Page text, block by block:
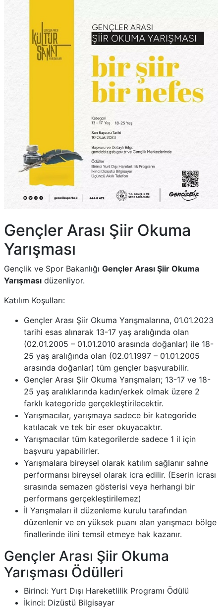
Gençler Arası Şiir Okuma
Yarışması
Gençlik ve Spor Bakanlığı Gençler Arası Şiir Okuma
Yarışması düzenliyor.
Katılım Koşulları:
Gençler Arası Şiir Okuma Yarışmalarına, 01.01.2023
tarihi esas alınarak 13-17 yaş aralığında olan
(02.01.2005 – 01.01.2010 arasında doğanlar) ile 18-
25 yaş aralığında olan (02.01.1997 – 01.01.2005
arasında doğanlar) tüm gençler başvurabilir.
Gençler Arası Şiir Okuma Yarışmaları; 13-17 ve 18-
25 yaş aralıklarında kadın/erkek olmak üzere 2
farklı kategoride gerçekleştirilecektir.
Yarışmacılar, yarışmaya sadece bir kategoride
katılacak ve tek bir eser okuyacaktır.
Yarışmacılar tüm kategorilerde sadece 1 il için
başvuru yapabilirler.
Yarışmalara bireysel olarak katılım sağlanır sahne
performansı bireysel olarak icra edilir. (Eserin icrası
sırasında semazen gösterisi veya herhangi bir
performans gerçekleştirilemez)
İl Yarışmaları il düzenleme kurulu tarafından
düzenlenir ve en yüksek puanı alan yarışmacı bölge
finallerinde ilini temsil etmeye hak kazanır.
Gençler Arası Şiir Okuma
Yarışması Ödülleri
Birinci: Yurt Dışı Hareketlilik Programı Ödülü
İkinci: Dizüstü Bilgisayar